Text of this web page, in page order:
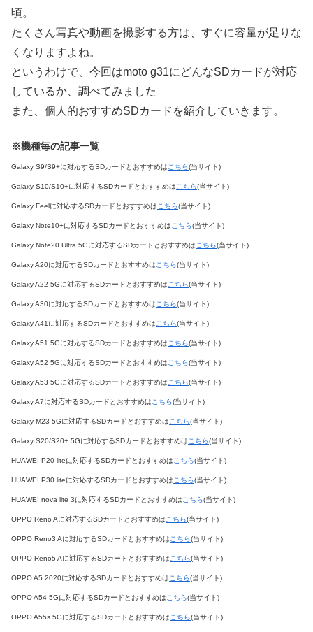
頃。
たくさん写真や動画を撮影する方は、すぐに容量が足りな
くなりますよね。
というわけで、今回はmoto g31にどんなSDカードが対応
しているか、調べてみました
また、個人的おすすめSDカードを紹介していきます。
※機種毎の記事一覧
Galaxy S9/S9+に対応するSDカードとおすすめはこちら(当サイト)
Galaxy S10/S10+に対応するSDカードとおすすめはこちら(当サイト)
Galaxy Feelに対応するSDカードとおすすめはこちら(当サイト)
Galaxy Note10+に対応するSDカードとおすすめはこちら(当サイト)
Galaxy Note20 Ultra 5Gに対応するSDカードとおすすめはこちら(当サイト)
Galaxy A20に対応するSDカードとおすすめはこちら(当サイト)
Galaxy A22 5Gに対応するSDカードとおすすめはこちら(当サイト)
Galaxy A30に対応するSDカードとおすすめはこちら(当サイト)
Galaxy A41に対応するSDカードとおすすめはこちら(当サイト)
Galaxy A51 5Gに対応するSDカードとおすすめはこちら(当サイト)
Galaxy A52 5Gに対応するSDカードとおすすめはこちら(当サイト)
Galaxy A53 5Gに対応するSDカードとおすすめはこちら(当サイト)
Galaxy A7に対応するSDカードとおすすめはこちら(当サイト)
Galaxy M23 5Gに対応するSDカードとおすすめはこちら(当サイト)
Galaxy S20/S20+ 5Gに対応するSDカードとおすすめはこちら(当サイト)
HUAWEI P20 liteに対応するSDカードとおすすめはこちら(当サイト)
HUAWEI P30 liteに対応するSDカードとおすすめはこちら(当サイト)
HUAWEI nova lite 3に対応するSDカードとおすすめはこちら(当サイト)
OPPO Reno Aに対応するSDカードとおすすめはこちら(当サイト)
OPPO Reno3 Aに対応するSDカードとおすすめはこちら(当サイト)
OPPO Reno5 Aに対応するSDカードとおすすめはこちら(当サイト)
OPPO A5 2020に対応するSDカードとおすすめはこちら(当サイト)
OPPO A54 5Gに対応するSDカードとおすすめはこちら(当サイト)
OPPO A55s 5Gに対応するSDカードとおすすめはこちら(当サイト)